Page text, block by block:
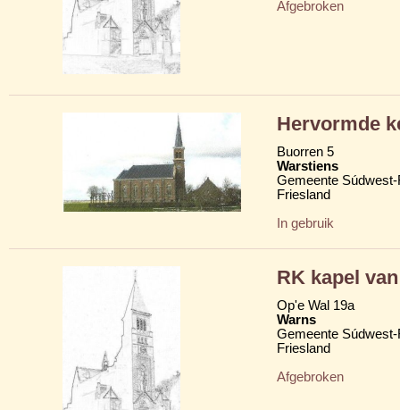
Afgebroken
Hervormde
Buorren 5
Warstiens
Gemeente
Friesland
In gebruik
RK kapel
Op'e Wal 19a
Warns
Gemeente
Friesland
Afgebroken